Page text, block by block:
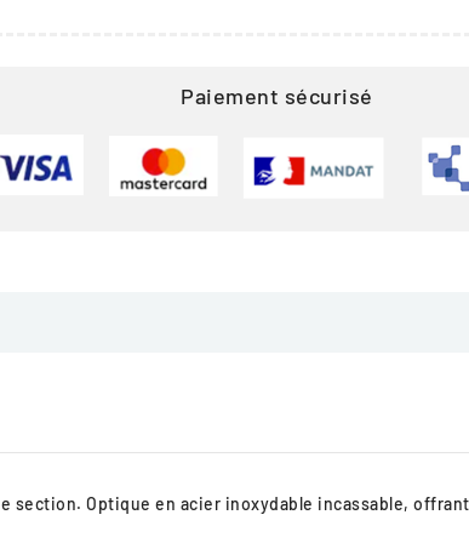
Paiement sécurisé
section. Optique en acier inoxydable incassable,